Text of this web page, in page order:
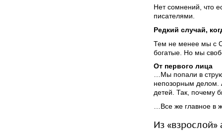
Нет сомнений, что
писателями.
Редкий случай,
Тем не менее мы с
богатые. Но мы
От первого лица
…Мы попали в
непозорным делом.
детей. Так, почему
…Все же главное в
Из